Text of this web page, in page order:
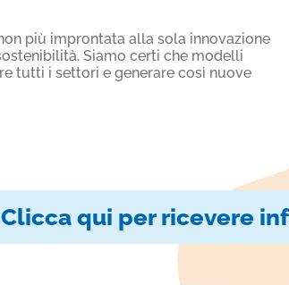
più improntata alla sola innovazione
Siamo certi che modelli
tutti i settori e generare così nuove
Clicca qui per ricevere